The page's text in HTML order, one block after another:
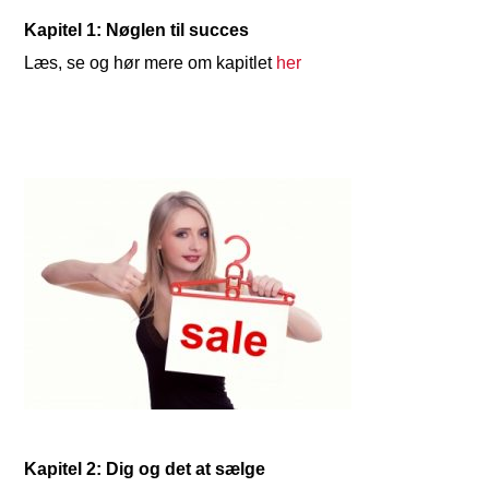
Kapitel 1: Nøglen til succes
Læs, se og hør mere om kapitlet her
Kapitel 2: Dig og det at sælge